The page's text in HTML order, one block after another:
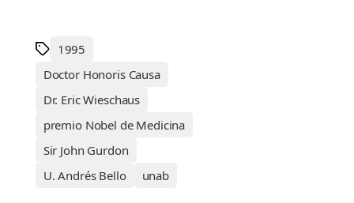
1995
Doctor Honoris Causa
Dr. Eric Wieschaus
premio Nobel de Medicina
Sir John Gurdon
U. Andrés Bello
unab